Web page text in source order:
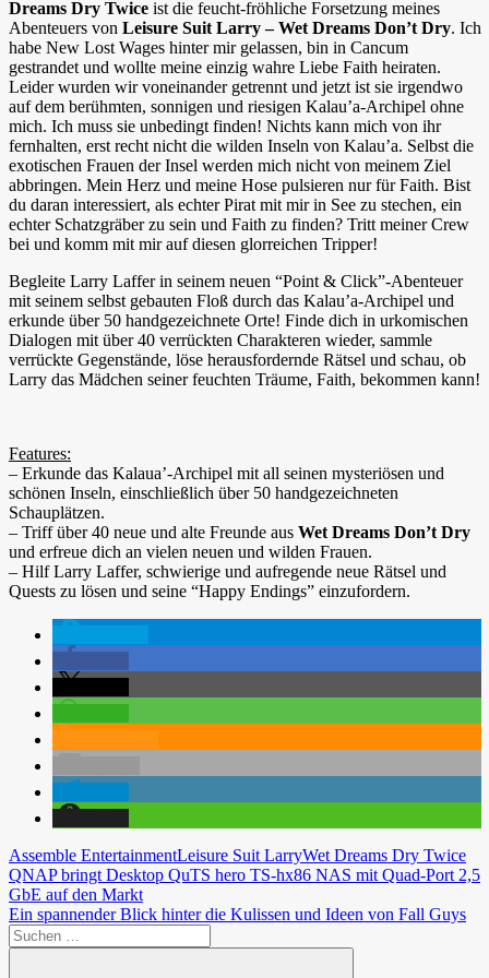
Dreams Dry Twice ist die feucht-fröhliche Forsetzung meines
Abenteuers von Leisure Suit Larry – Wet Dreams Don’t Dry. Ich
habe New Lost Wages hinter mir gelassen, bin in Cancum
gestrandet und wollte meine einzig wahre Liebe Faith heiraten.
Leider wurden wir voneinander getrennt und jetzt ist sie irgendwo
auf dem berühmten, sonnigen und riesigen Kalau’a-Archipel ohne
mich. Ich muss sie unbedingt finden! Nichts kann mich von ihr
fernhalten, erst recht nicht die wilden Inseln von Kalau’a. Selbst die
exotischen Frauen der Insel werden mich nicht von meinem Ziel
abbringen. Mein Herz und meine Hose pulsieren nur für Faith. Bist
du daran interessiert, als echter Pirat mit mir in See zu stechen, ein
echter Schatzgräber zu sein und Faith zu finden? Tritt meiner Crew
bei und komm mit mir auf diesen glorreichen Tripper!
Begleite Larry Laffer in seinem neuen “Point & Click”-Abenteuer
mit seinem selbst gebauten Floß durch das Kalau’a-Archipel und
erkunde über 50 handgezeichnete Orte! Finde dich in urkomischen
Dialogen mit über 40 verrückten Charakteren wieder, sammle
verrückte Gegenstände, löse herausfordernde Rätsel und schau, ob
Larry das Mädchen seiner feuchten Träume, Faith, bekommen kann!
Features:
– Erkunde das Kalaua’-Archipel mit all seinen mysteriösen und
schönen Inseln, einschließlich über 50 handgezeichneten
Schauplätzen.
– Triff über 40 neue und alte Freunde aus Wet Dreams Don’t Dry
und erfreue dich an vielen neuen und wilden Frauen.
– Hilf Larry Laffer, schwierige und aufregende neue Rätsel und
Quests zu lösen und seine “Happy Endings” einzufordern.
Assemble EntertainmentLeisure Suit LarryWet Dreams Dry Twice
Beitragsnavigation
Vorheriger
Beitrag:
QNAP bringt Desktop QuTS hero TS-hx86 NAS mit Quad-Port 2,5
GbE auf den Markt
Nächster
Beitrag:
Ein spannender Blick hinter die Kulissen und Ideen von Fall Guys
Suchen
nach: